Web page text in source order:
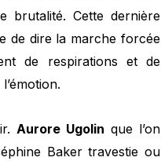
brutalité. Cette dernière
de dire la marche forcée
de respirations et de
Aurore Ugolin que l’on
Baker travestie ou